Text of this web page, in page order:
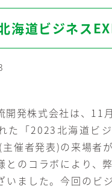
海道ビジネス
開発株式会社は、11
た「2023北海道ビ
催者発表)の来場者
とのコラボにより、
いました。今回のビ